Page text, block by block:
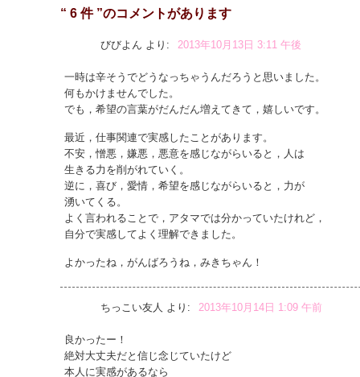
“ 6 件 ”のコメントがあります
びびよん より: 2013年10月13日 3:11 午後
一時は辛そうでどうなっちゃうんだろうと思いました。
何もかけませんでした。
でも，希望の言葉がだんだん増えてきて，嬉しいです。
最近，仕事関連で実感したことがあります。
不安，憎悪，嫌悪，悪意を感じながらいると，人は
生きる力を削がれていく。
逆に，喜び，愛情，希望を感じながらいると，力が
湧いてくる。
よく言われることで，アタマでは分かっていたけれど，
自分で実感してよく理解できました。
よかったね，がんばろうね，みきちゃん！
ちっこい友人 より: 2013年10月14日 1:09 午前
良かったー！
絶対大丈夫だと信じ念じていたけど
本人に実感があるなら